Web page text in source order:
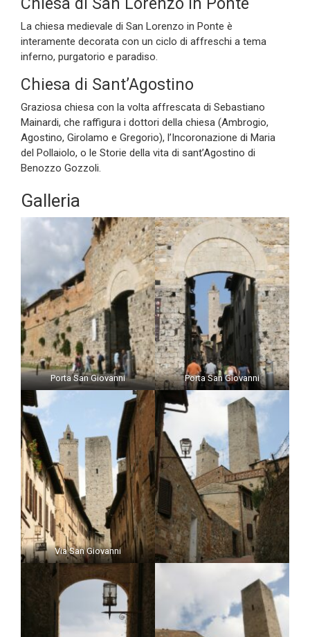
La chiesa medievale di San Lorenzo in Ponte è
interamente decorata con un ciclo di affreschi a tema
inferno, purgatorio e paradiso.
Chiesa di Sant’Agostino
Graziosa chiesa con la volta affrescata di Sebastiano
Mainardi, che raffigura i dottori della chiesa (Ambrogio,
Agostino, Girolamo e Gregorio), l’Incoronazione di Maria
del Pollaiolo, o le Storie della vita di sant’Agostino di
Benozzo Gozzoli.
Galleria
Porta San Giovanni Porta San Giovanni
Via San Giovanni